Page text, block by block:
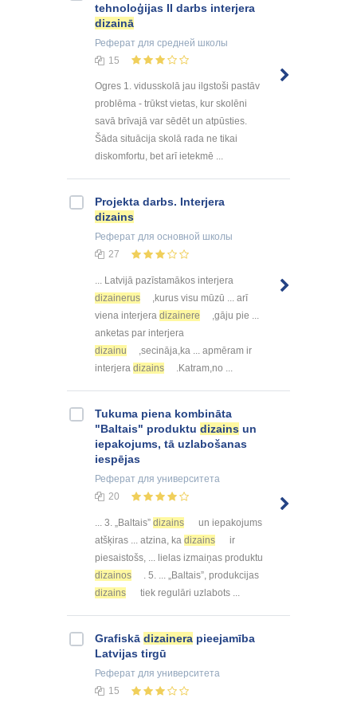
tehnoloģijas II darbs interjera
dizainā
Реферат для средней школы
15
Ogres 1. vidusskolā jau ilgstoši pastāv
problēma - trūkst vietas, kur skolēni
savā brīvajā var sēdēt un atpūsties.
Šāda situācija skolā rada ne tikai
diskomfortu, bet arī ietekmē ...
Projekta darbs. Interjera
dizains
Реферат для основной школы
27
... Latvijā pazīstamākos interjera
dizainerus
,kurus visu mūzū ... arī
viena interjera dizainere
,gāju pie ...
anketas par interjera
dizainu
,secināja,ka ... apmēram ir
interjera dizains .Katram,no ...
Tukuma piena kombināta
"Baltais" produktu dizains un
iepakojums, tā uzlabošanas
iespējas
Реферат для университета
20
... 3. „Baltais” dizains
un iepakojums
atšķiras ... atzina, ka dizains
ir
piesaistošs, ... lielas izmaiņas produktu
dizainos
. 5. ... „Baltais”, produkcijas
dizains
tiek regulāri uzlabots ...
Grafiskā dizainera pieejamība
Latvijas tirgū
Реферат для университета
15